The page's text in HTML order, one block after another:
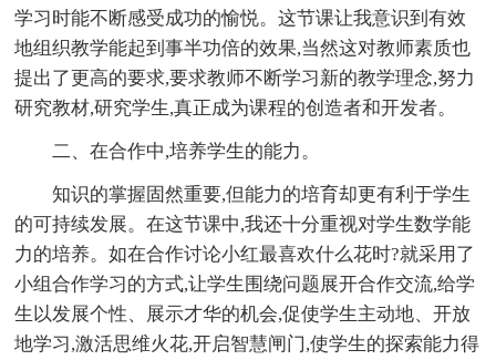
学习时能不断感受成功的愉悦。这节课让我意识到有效
地组织教学能起到事半功倍的效果,当然这对教师素质也
提出了更高的要求,要求教师不断学习新的教学理念,努力
研究教材,研究学生,真正成为课程的创造者和开发者。
二、在合作中,培养学生的能力。
知识的掌握固然重要,但能力的培育却更有利于学生
的可持续发展。在这节课中,我还十分重视对学生数学能
力的培养。如在合作讨论小红最喜欢什么花时?就采用了
小组合作学习的方式,让学生围绕问题展开合作交流,给学
生以发展个性、展示才华的机会,促使学生主动地、开放
地学习,激活思维火花,开启智慧闸门,使学生的探索能力得